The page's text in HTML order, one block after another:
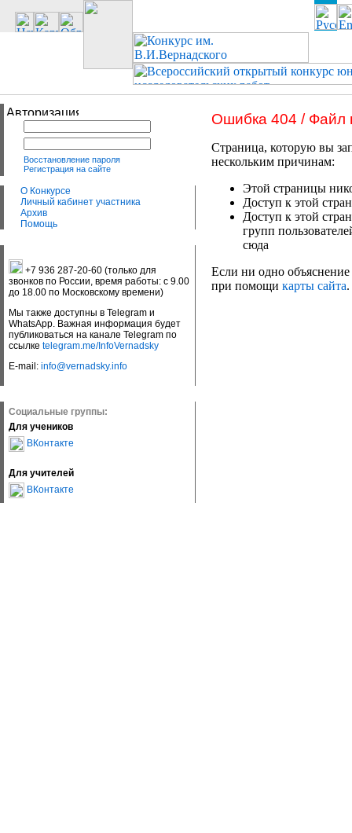
Восстановление пароля
Регистрация на сайте
О Конкурсе
Личный кабинет участника
Архив
Помощь
+7 936 287-20-60 (только для
звонков по России, время работы: с 9.00
до 18.00 по Московскому времени)
Мы также доступны в Telegram и
WhatsApp. Важная информация будет
публиковаться на канале Telegram по
ссылке telegram.me/InfoVernadsky
E-mail: info@vernadsky.info
Социальные группы:
Для учеников
ВКонтакте
Для учителей
ВКонтакте
Ошибка 404 / Файл
Страница, которую вы
нескольким причинам:
Этой страницы
Доступ к этой
Доступ к этой
групп
сюда
Если ни одно объяснение
при помощи карты сайта.